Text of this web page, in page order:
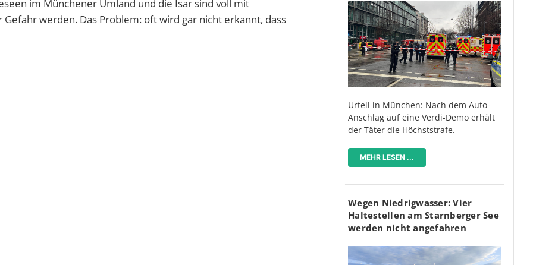
im Münchener Umland und die Isar sind voll mit
werden. Das Problem: oft wird gar nicht erkannt, dass
Urteil in München: Nach dem Auto-
Anschlag auf eine Verdi-Demo erhält
der Täter die Höchststrafe.
MEHR LESEN ...
Wegen Niedrigwasser: Vier
Haltestellen am Starnberger See
werden nicht angefahren